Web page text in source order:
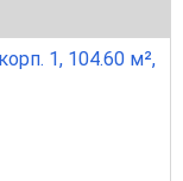
1, 104.60 м²,